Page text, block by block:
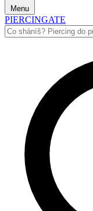
Menu
PIERCINGATE